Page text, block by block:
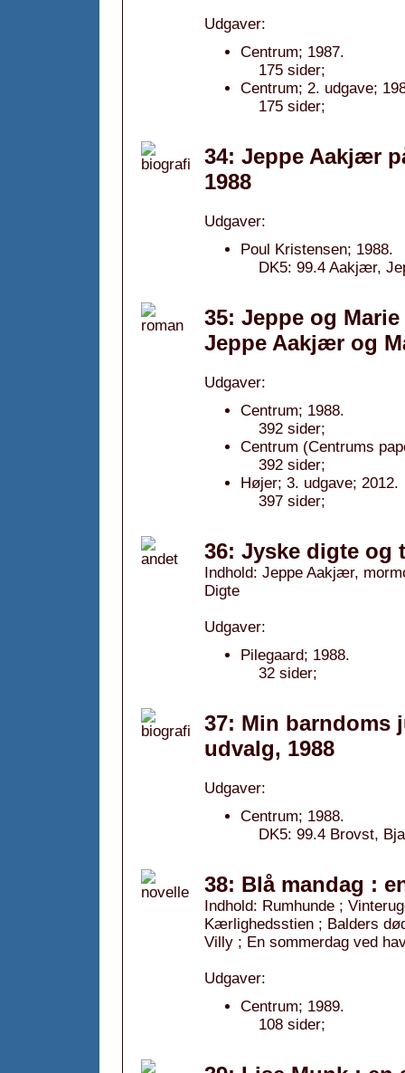
Udgaver:
Centrum; 1987.
175 sider;
Centrum; 2. udgave;
175 sider;
34: Jeppe Aakjær
1988
Udgaver:
Poul Kristensen; 1988.
DK5: 99.4 Aakjær,
35: Jeppe og
Jeppe Aakjær og
Udgaver:
Centrum; 1988.
392 sider;
Centrum (Centrums
392 sider;
Højer; 3. udgave; 2012.
397 sider;
36: Jyske digte og
Indhold: Jeppe Aakjær,
Digte
Udgaver:
Pilegaard; 1988.
32 sider;
37: Min barndoms
udvalg, 1988
Udgaver:
Centrum; 1988.
DK5: 99.4 Brovst,
38: Blå mandag :
Indhold: Rumhunde ;
Kærlighedsstien ; Balders
Villy ; En sommerdag ved
Udgaver:
Centrum; 1989.
108 sider;